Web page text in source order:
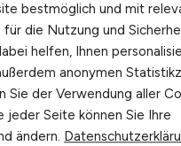
bestmöglich und mit
die Nutzung und
helfen, Ihnen
anonymen
Sie der Verwendung aller
jeder Seite können Sie Ihre
ändern.